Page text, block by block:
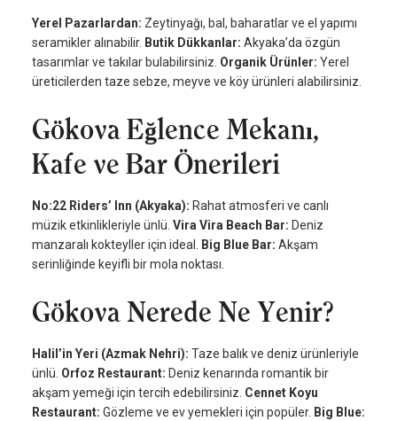
Yerel Pazarlardan: Zeytinyağı, bal, baharatlar ve el yapımı
seramikler alınabilir. Butik Dükkanlar: Akyaka’da özgün
tasarımlar ve takılar bulabilirsiniz. Organik Ürünler: Yerel
üreticilerden taze sebze, meyve ve köy ürünleri alabilirsiniz.
Gökova Eğlence Mekanı,
Kafe ve Bar Önerileri
No:22 Riders’ Inn (Akyaka): Rahat atmosferi ve canlı
müzik etkinlikleriyle ünlü. Vira Vira Beach Bar: Deniz
manzaralı kokteyller için ideal. Big Blue Bar: Akşam
serinliğinde keyifli bir mola noktası.
Gökova Nerede Ne Yenir?
Halil’in Yeri (Azmak Nehri): Taze balık ve deniz ürünleriyle
ünlü. Orfoz Restaurant: Deniz kenarında romantik bir
akşam yemeği için tercih edebilirsiniz. Cennet Koyu
Restaurant: Gözleme ve ev yemekleri için popüler. Big Blue: